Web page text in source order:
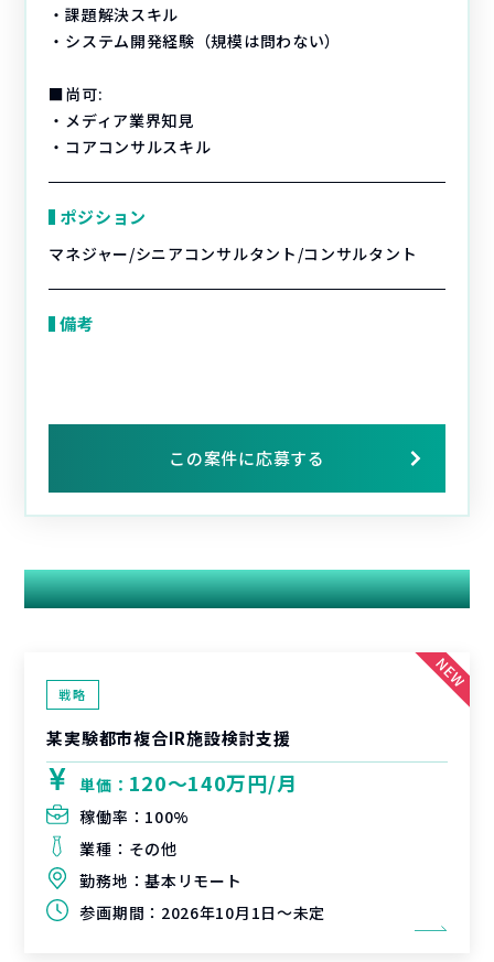
・課題解決スキル
・システム開発経験（規模は問わない）
■尚可:
・メディア業界知見
・コアコンサルスキル
ポジション
マネジャー/シニアコンサルタント/コンサルタント
備考
この案件に応募する
関連する案件
戦略
某実験都市複合IR施設検討支援
単価： 120〜140万円/月
稼働率： 100%
業種： その他
勤務地：基本リモート
参画期間： 2026年10月1日～未定